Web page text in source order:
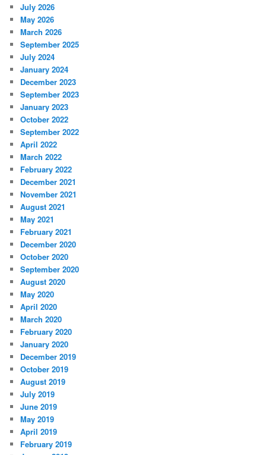
July 2026
May 2026
March 2026
September 2025
July 2024
January 2024
December 2023
September 2023
January 2023
October 2022
September 2022
April 2022
March 2022
February 2022
December 2021
November 2021
August 2021
May 2021
February 2021
December 2020
October 2020
September 2020
August 2020
May 2020
April 2020
March 2020
February 2020
January 2020
December 2019
October 2019
August 2019
July 2019
June 2019
May 2019
April 2019
February 2019